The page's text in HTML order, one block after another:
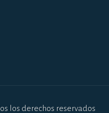
los derechos reservados